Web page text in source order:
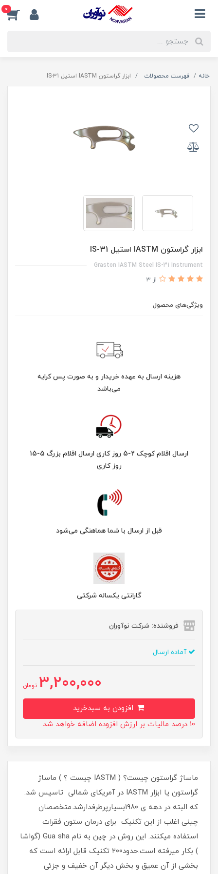
0
خانه فهرست محصولات ابزار گراستون IASTM استیل IS-31
ابزار گراستون IASTM استیل IS-31
Graston IASTM Steel IS-31 Instrument
از 3
ویژگی‌های محصول
هزینه ارسال به عهده خریدار و به صورت پس کرایه
می‌باشد
ارسال اقلام کوچک 2-5 روز کاری ارسال اقلام بزرگ 5-15
روز کاری
قبل از ارسال با شما هماهنگی می‌شود
گارانتی یکساله شرکتی
فروشنده: شرکت نوآوران
آماده ارسال
3,200,000 تومان
10 درصد مالیات بر ارزش افزوده اضافه خواهد شد.
ماساژ گراستون چیست؟ ( IASTM چیست ؟ ) ماساژ
گراستون یا ابزار IASTM در آمریکای شمالی تاسیس شد.
که البته در دهه ی ۱۹۸۰بسیارپرطرفدارشد.متخصصان
چینی اغلب از این تکنیک برای درمان ستون فقرات
استفاده میکنند. این روش در چین به نام Gua sha (گواشا
) بکار میرفته است.حدود۲۰۰ تکنیک قابل ارائه است که
بخشی از آن عمیق و بخش دیگر آن خفیف و جزئی